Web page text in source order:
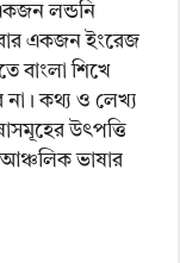
লন্ডনি
একজন ইংরেজ
বাংলা শিখে
না। কথ্য ও লেখ্য
উৎপত্তি
আঞ্চলিক ভাষার